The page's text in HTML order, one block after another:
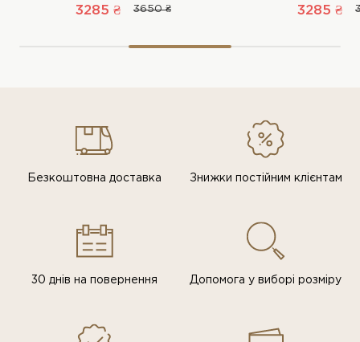
3285 ₴ 3650 ₴ 3285 ₴
Безкоштовна доставка Знижки постiйним клiєнтам
30 днів на повернення Допомога у виборі розміру